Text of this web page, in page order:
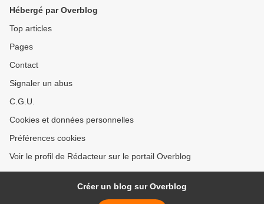
Hébergé par Overblog
Top articles
Pages
Contact
Signaler un abus
C.G.U.
Cookies et données personnelles
Préférences cookies
Voir le profil de Rédacteur sur le portail Overblog
Créer un blog sur Overblog